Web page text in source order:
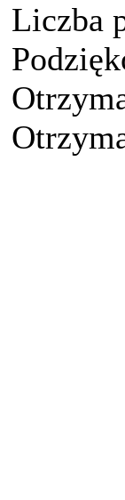
Liczba